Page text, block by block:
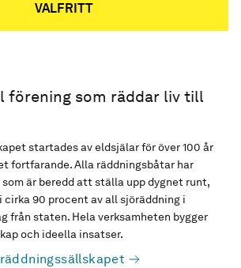
VALFRITT
förening som räddar liv till
startades av eldsjälar för över 100 år
fortfarande. Alla räddningsbåtar har
är beredd att ställa upp dygnet runt,
cirka 90 procent av all sjöräddning i
från staten. Hela verksamheten bygger
och ideella insatser.